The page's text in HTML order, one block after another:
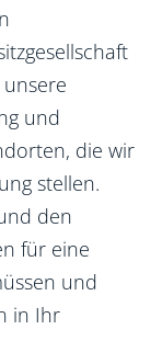
und
die wir
stellen.
den
für eine
und
in Ihr